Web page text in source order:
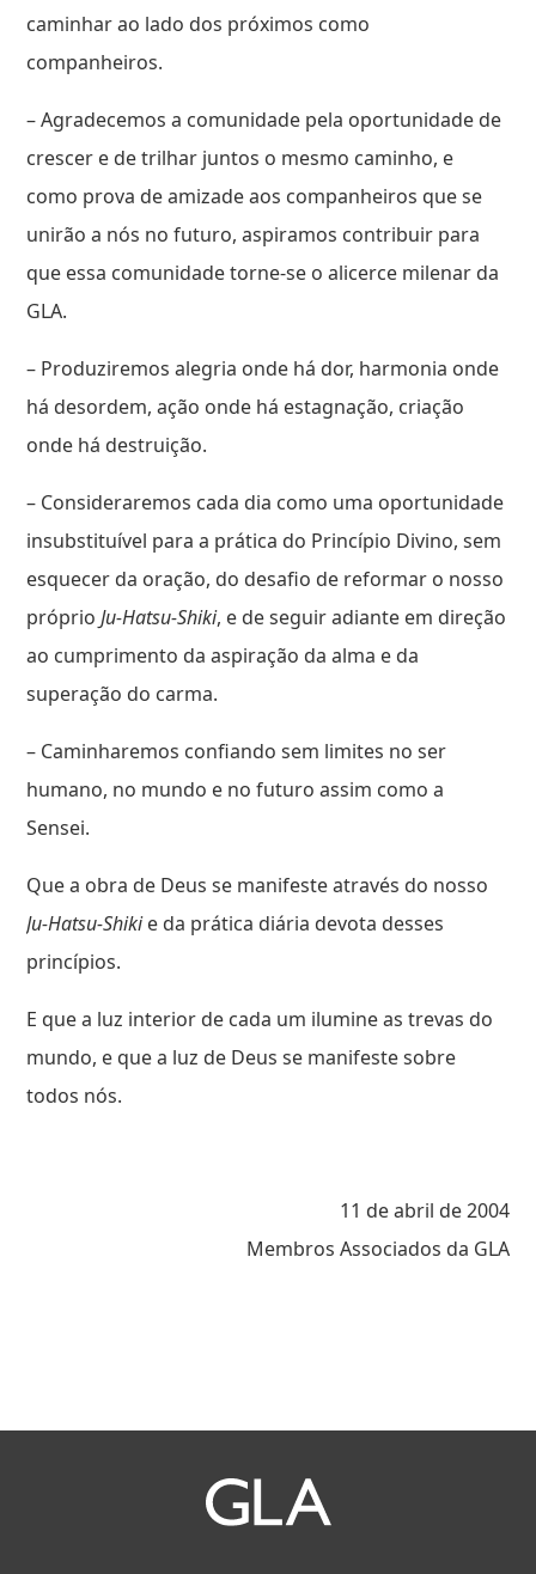
caminhar ao lado dos próximos como
companheiros.
– Agradecemos a comunidade pela oportunidade de
crescer e de trilhar juntos o mesmo caminho, e
como prova de amizade aos companheiros que se
unirão a nós no futuro, aspiramos contribuir para
que essa comunidade torne-se o alicerce milenar da
GLA.
– Produziremos alegria onde há dor, harmonia onde
há desordem, ação onde há estagnação, criação
onde há destruição.
– Consideraremos cada dia como uma oportunidade
insubstituível para a prática do Princípio Divino, sem
esquecer da oração, do desafio de reformar o nosso
próprioJu-Hatsu-Shiki, e de seguir adiante em direção
ao cumprimento da aspiração da alma e da
superação do carma.
– Caminharemos confiando sem limites no ser
humano, no mundo e no futuro assim como a
Sensei.
Que a obra de Deus se manifeste através do nosso
Ju-Hatsu-Shikie da prática diária devota desses
princípios.
E que a luz interior de cada um ilumine as trevas do
mundo, e que a luz de Deus se manifeste sobre
todos nós.
11 de abril de 2004
Membros Associados da GLA